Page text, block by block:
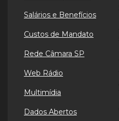
Salários e Benefícios
Custos de Mandato
Rede Câmara SP
Web Rádio
Multimídia
Dados Abertos